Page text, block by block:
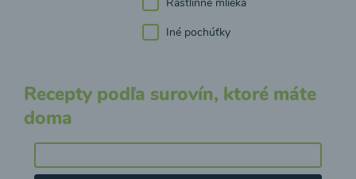
Iné pochúťky
Recepty podľa surovín, ktoré máte
doma